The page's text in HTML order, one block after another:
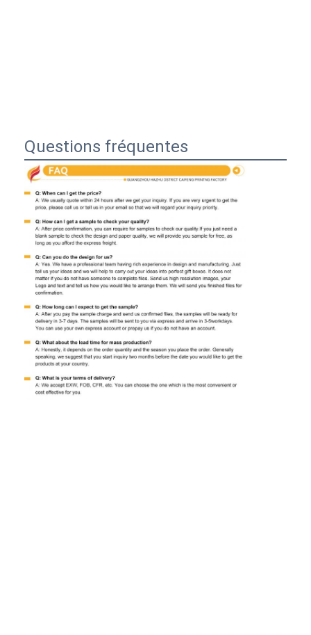
Questions fréquentes